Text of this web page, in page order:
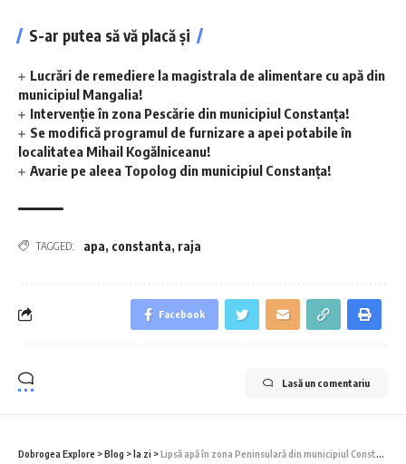
S-ar putea să vă placă și
Lucrări de remediere la magistrala de alimentare cu apă din
municipiul Mangalia!
Intervenție în zona Pescărie din municipiul Constanța!
Se modifică programul de furnizare a apei potabile în
localitatea Mihail Kogălniceanu!
Avarie pe aleea Topolog din municipiul Constanța!
TAGGED: apa, constanta, raja
Facebook
Lasă un comentariu
Dobrogea Explore >Blog >la zi >Lipsă apă în zona Peninsulară din municipiul Constanța, marți – 19 mai 2026!